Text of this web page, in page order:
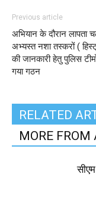
Previous article
अभियान के दौरान लापता
अभ्यस्त नशा तस्करों (
की जानकारी हेतु पुलिस
गया गठन
RELATED
MORE FROM